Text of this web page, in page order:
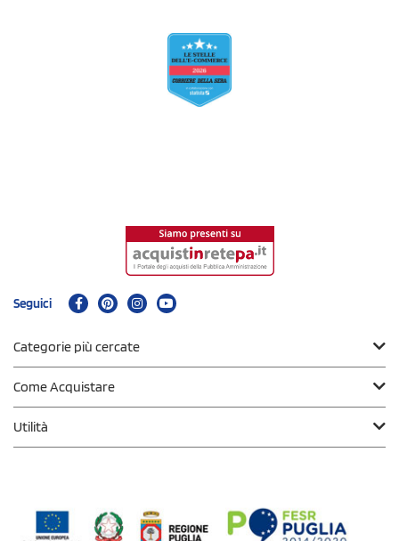
Seguici
Categorie più cercate
Come Acquistare
Utilità